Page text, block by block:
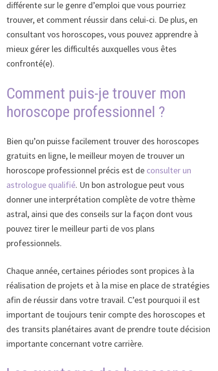
différente sur le genre d’emploi que vous pourriez
trouver, et comment réussir dans celui-ci. De plus, en
consultant vos horoscopes, vous pouvez apprendre à
mieux gérer les difficultés auxquelles vous êtes
confronté(e).
Comment puis-je trouver mon
horoscope professionnel ?
Bien qu’on puisse facilement trouver des horoscopes
gratuits en ligne, le meilleur moyen de trouver un
horoscope professionnel précis est de consulter un
astrologue qualifié. Un bon astrologue peut vous
donner une interprétation complète de votre thème
astral, ainsi que des conseils sur la façon dont vous
pouvez tirer le meilleur parti de vos plans
professionnels.
Chaque année, certaines périodes sont propices à la
réalisation de projets et à la mise en place de stratégies
afin de réussir dans votre travail. C’est pourquoi il est
important de toujours tenir compte des horoscopes et
des transits planétaires avant de prendre toute décision
importante concernant votre carrière.